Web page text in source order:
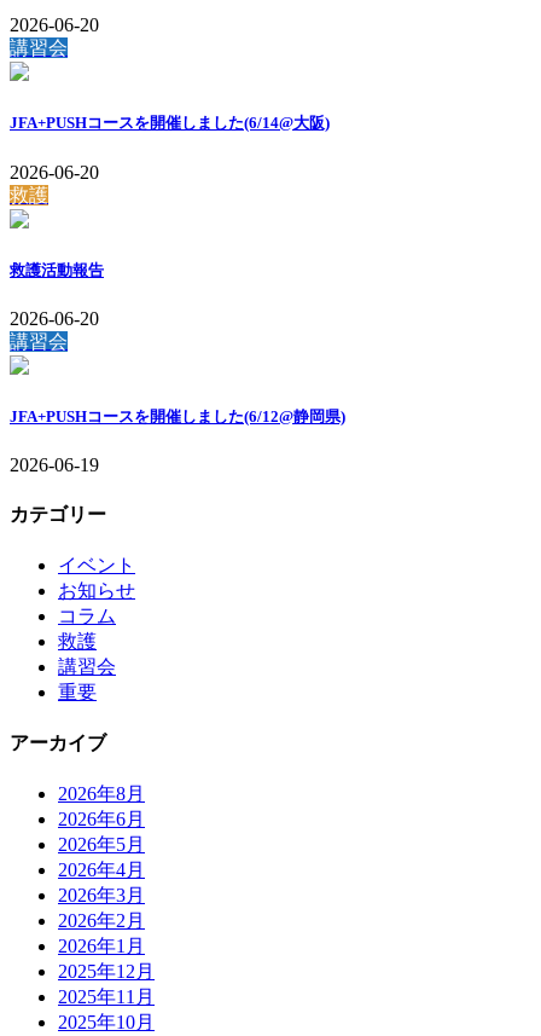
2026-06-20
講習会
JFA+PUSHコースを開催しました(6/14@大阪)
2026-06-20
救護
救護活動報告
2026-06-20
講習会
JFA+PUSHコースを開催しました(6/12@静岡県)
2026-06-19
カテゴリー
イベント
お知らせ
コラム
救護
講習会
重要
アーカイブ
2026年8月
2026年6月
2026年5月
2026年4月
2026年3月
2026年2月
2026年1月
2025年12月
2025年11月
2025年10月